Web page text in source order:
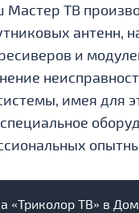
Мастер ТВ
антенн,
и
имея для
«Триколор ТВ» в